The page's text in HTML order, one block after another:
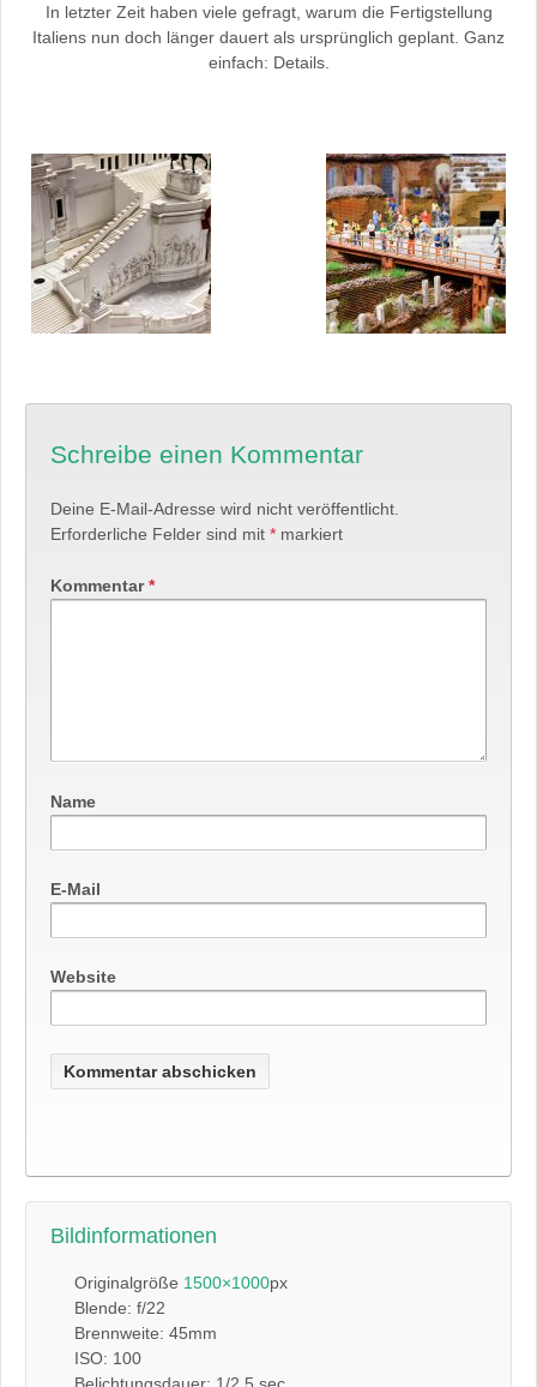
In letzter Zeit haben viele gefragt, warum die Fertigstellung
Italiens nun doch länger dauert als ursprünglich geplant. Ganz
einfach: Details.
Schreibe einen Kommentar
Deine E-Mail-Adresse wird nicht veröffentlicht.
Erforderliche Felder sind mit * markiert
Kommentar*
Name
E-Mail
Website
Bildinformationen
Originalgröße 1500×1000px
Blende: f/22
Brennweite: 45mm
ISO: 100